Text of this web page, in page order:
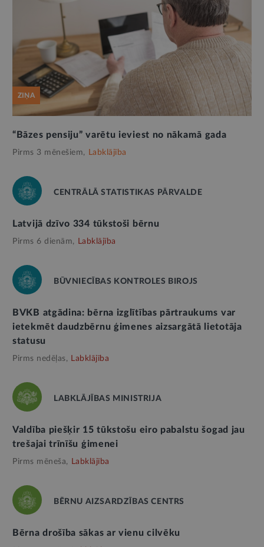
ZIŅA
“Bāzes pensiju” varētu ieviest no nākamā gada
Pirms 3 mēnešiem, Labklājība
CENTRĀLĀ STATISTIKAS PĀRVALDE
Latvijā dzīvo 334 tūkstoši bērnu
Pirms 6 dienām, Labklājība
BŪVNIECĪBAS KONTROLES BIROJS
BVKB atgādina: bērna izglītības pārtraukums var
ietekmēt daudzbērnu ģimenes aizsargātā lietotāja
statusu
Pirms nedēļas, Labklājība
LABKLĀJĪBAS MINISTRIJA
Valdība piešķir 15 tūkstošu eiro pabalstu šogad jau
trešajai trīnīšu ģimenei
Pirms mēneša, Labklājība
BĒRNU AIZSARDZĪBAS CENTRS
Bērna drošība sākas ar vienu cilvēku